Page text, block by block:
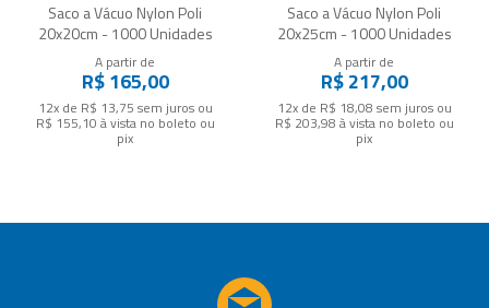
Saco a Vácuo Nylon Poli
20x20cm - 1000 Unidades
A partir de
R$ 165,00
12x de R$ 13,75 sem jurosou
R$ 155,10 à vista no boleto ou
pix
Saco a Vácuo Nylon Poli
20x25cm - 1000 Unidades
A partir de
R$ 217,00
12x de R$ 18,08 sem jurosou
R$ 203,98 à vista no boleto ou
pix